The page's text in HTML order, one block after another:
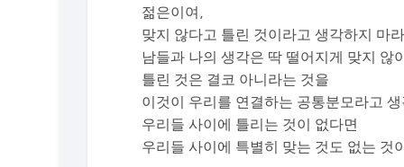
젊은이여,
맞지 않다고 틀린 것이라고 생각하지 마라.
남들과 나의 생각은 딱 떨어지게 맞지 않
틀린 것은 결코 아니라는 것을
이것이 우리를 연결하는 공통분모라고 생
우리들 사이에 틀리는 것이 없다면
우리들 사이에 특별히 맞는 것도 없는 것